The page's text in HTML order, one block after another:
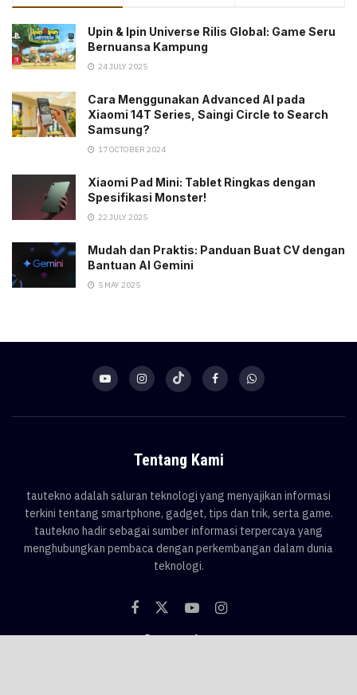
Upin & Ipin Universe Rilis Global: Game Seru
Bernuansa Kampung
24 JULY 2025
Cara Menggunakan Advanced AI pada
Xiaomi 14T Series, Saingi Circle to Search
Samsung?
17 OCTOBER 2024
Xiaomi Pad Mini: Tablet Ringkas dengan
Spesifikasi Monster!
22 JULY 2025
Mudah dan Praktis: Panduan Buat CV dengan
Bantuan AI Gemini
5 MAY 2025
Tentang Kami
tautekno adalah saluran teknologi yang menyajikan informasi
terkini tentang smartphone, gadget, tips dan trik, serta game.
tautekno hadir sebagai sumber informasi terpercaya yang
menghubungkan pembaca dengan perkembangan dalam dunia
teknologi.
Categories